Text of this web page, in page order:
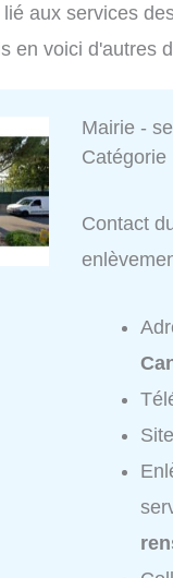
aux services
en voici d'autres
Mairie -
Contact